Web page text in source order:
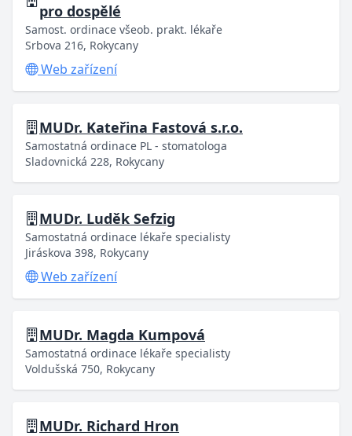
pro dospělé
Samost. ordinace všeob. prakt. lékaře
Srbova 216, Rokycany
Web zařízení
MUDr. Kateřina Fastová s.r.o.
Samostatná ordinace PL - stomatologa
Sladovnická 228, Rokycany
MUDr. Luděk Sefzig
Samostatná ordinace lékaře specialisty
Jiráskova 398, Rokycany
Web zařízení
MUDr. Magda Kumpová
Samostatná ordinace lékaře specialisty
Voldušská 750, Rokycany
MUDr. Richard Hron